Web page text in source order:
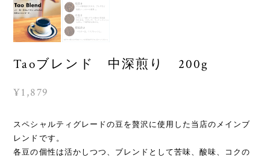
Taoブレンド 中深煎り 200g
¥1,879
スペシャルティグレードの豆を贅沢に使用した当店のメインブ
レンドです。
各豆の個性は活かしつつ、ブレンドとして苦味、酸味、コクの